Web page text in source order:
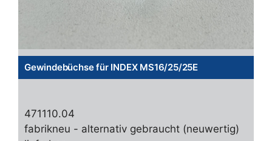
Gewindebüchse für INDEX MS16/25/25E
471110.04
fabrikneu - alternativ gebraucht (neuwertig)